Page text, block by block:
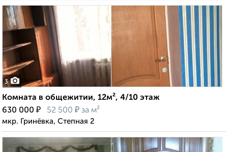
3
Комната в общежитии, 12м², 4/10 этаж
630 000 ₽ 52 500 ₽ за м²
мкр. Гринёвка, Степная 2